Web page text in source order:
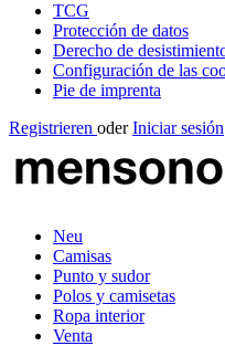
TCG
Protección de datos
Derecho de
Configuración de las
Pie de imprenta
Registrieren oder Iniciar sesión
Neu
Camisas
Punto y sudor
Polos y camisetas
Ropa interior
Venta